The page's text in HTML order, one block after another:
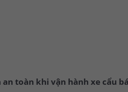
toàn khi vận hành xe cẩu